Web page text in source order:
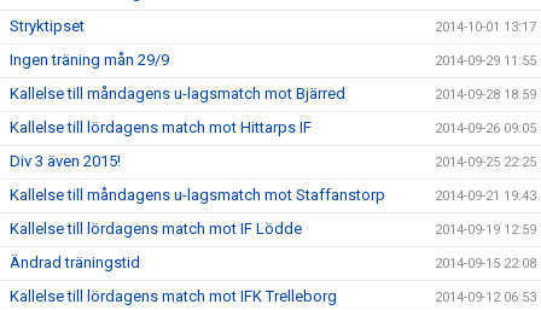
Stryktipset 2014-10-01 13:17
Ingen träning mån 29/9 2014-09-29 11:55
Kallelse till måndagens u-lagsmatch mot Bjärred 2014-09-28 18:59
Kallelse till lördagens match mot Hittarps IF 2014-09-26 09:05
Div 3 även 2015! 2014-09-25 22:25
Kallelse till måndagens u-lagsmatch mot Staffanstorp 2014-09-21 19:43
Kallelse till lördagens match mot IF Lödde 2014-09-19 12:59
Ändrad träningstid 2014-09-15 22:08
Kallelse till lördagens match mot IFK Trelleborg 2014-09-12 06:53